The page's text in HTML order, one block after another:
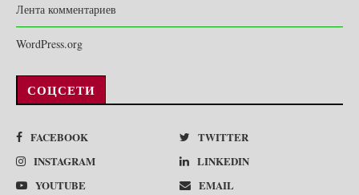
Лента комментариев
WordPress.org
СОЦСЕТИ
FACEBOOK
TWITTER
INSTAGRAM
LINKEDIN
YOUTUBE
EMAIL